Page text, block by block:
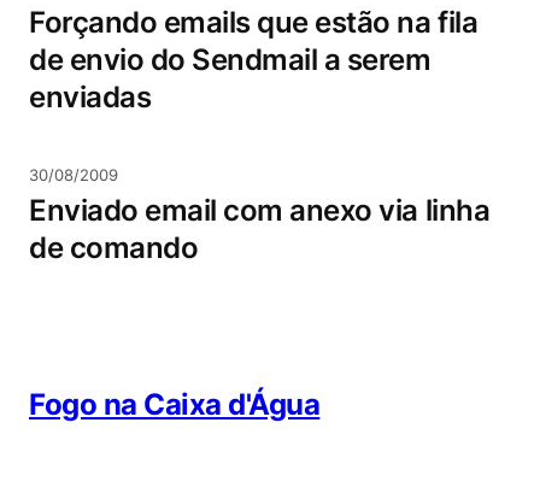
Forçando emails que estão na fila
de envio do Sendmail a serem
enviadas
30/08/2009
Enviado email com anexo via linha
de comando
Fogo na Caixa d'Água